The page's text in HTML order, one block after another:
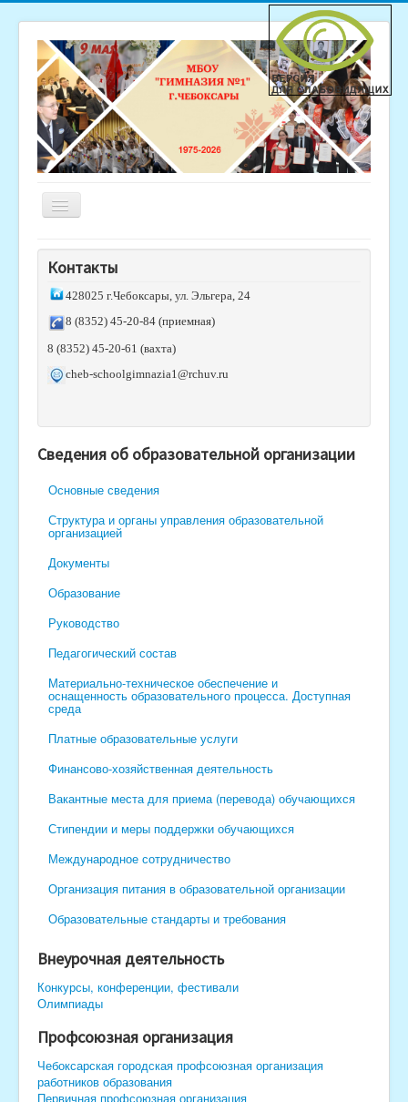
Включить/
Главная
Студия "Гимназистик"
Родителям
Ученикам
Методическая копилка
Совет отцов
Бессмертный полк
Организация школьного питания
Безопасность
администрация МБОУ "Гимназия № 1" г.
Контакты
428025 г.Чебоксары, ул. Эльгера, 24
8 (8352) 45-20-84 (приемная)
8 (8352) 45-20-61 (вахта)
cheb-schoolgimnazia1@rchuv.ru
Сведения об образовательной организации
Основные сведения
Структура и органы управления образовательной
организацией
Документы
Образование
Руководство
Педагогический состав
Материально-техническое обеспечение и
оснащенность образовательного процесса. Доступная
среда
Платные образовательные услуги
Финансово-хозяйственная деятельность
Вакантные места для приема (перевода) обучающихся
Стипендии и меры поддержки обучающихся
Международное сотрудничество
Организация питания в образовательной организации
Образовательные стандарты и требования
Внеурочная деятельность
Конкурсы, конференции, фестивали
Олимпиады
Профсоюзная организация
Чебоксарская городская профсоюзная организация
работников образования
Первичная профсоюзная организация